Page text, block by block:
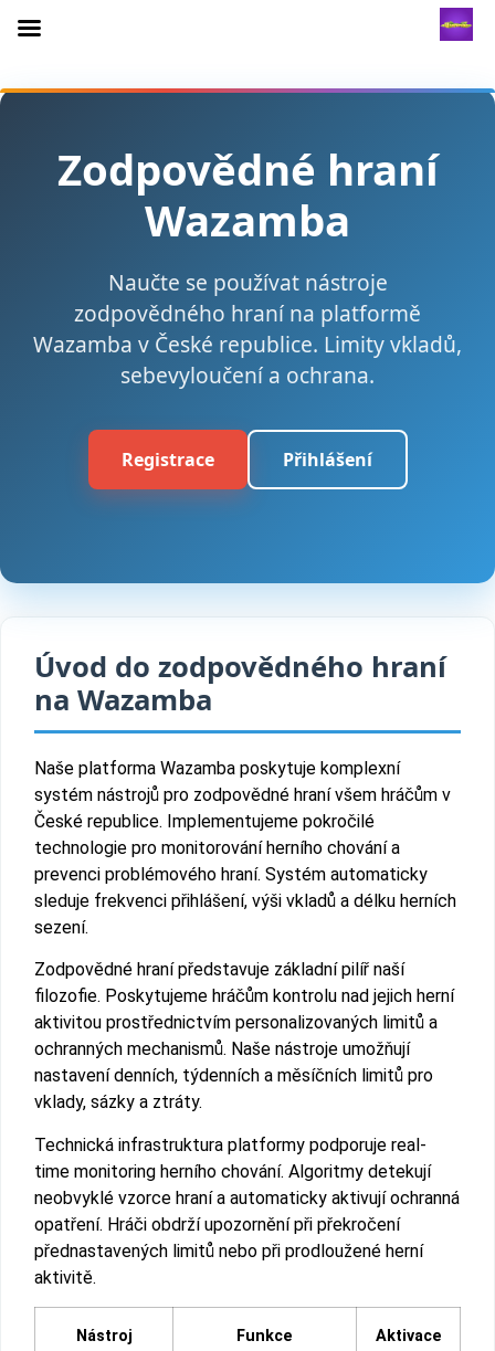
Zodpovědné hraní
Wazamba
Naučte se používat nástroje
zodpovědného hraní na platformě
Wazamba v České republice. Limity vkladů,
sebevyloučení a ochrana.
Registrace Přihlášení
Úvod do zodpovědného hraní
na Wazamba
Naše platforma Wazamba poskytuje komplexní
systém nástrojů pro zodpovědné hraní všem hráčům v
České republice. Implementujeme pokročilé
technologie pro monitorování herního chování a
prevenci problémového hraní. Systém automaticky
sleduje frekvenci přihlášení, výši vkladů a délku herních
sezení.
Zodpovědné hraní představuje základní pilíř naší
filozofie. Poskytujeme hráčům kontrolu nad jejich herní
aktivitou prostřednictvím personalizovaných limitů a
ochranných mechanismů. Naše nástroje umožňují
nastavení denních, týdenních a měsíčních limitů pro
vklady, sázky a ztráty.
Technická infrastruktura platformy podporuje real-
time monitoring herního chování. Algoritmy detekují
neobvyklé vzorce hraní a automaticky aktivují ochranná
opatření. Hráči obdrží upozornění při překročení
přednastavených limitů nebo při prodloužené herní
aktivitě.
Nástroj Funkce Aktivace